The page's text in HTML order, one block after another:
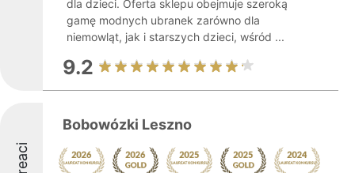
dla dzieci. Oferta sklepu obejmuje szeroką
gamę modnych ubranek zarówno dla
niemowląt, jak i starszych dzieci, wśród ...
9.2
Bobowózki Leszno